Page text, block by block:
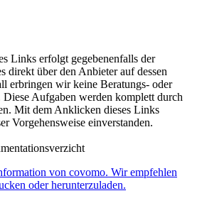
Links erfolgt gegebenenfalls der
direkt über den Anbieter auf dessen
erbringen wir keine Beratungs- oder
Aufgaben werden komplett durch
Mit dem Anklicken dieses Links
Vorgehensweise einverstanden.
von covomo. Wir empfehlen
oder herunterzuladen.